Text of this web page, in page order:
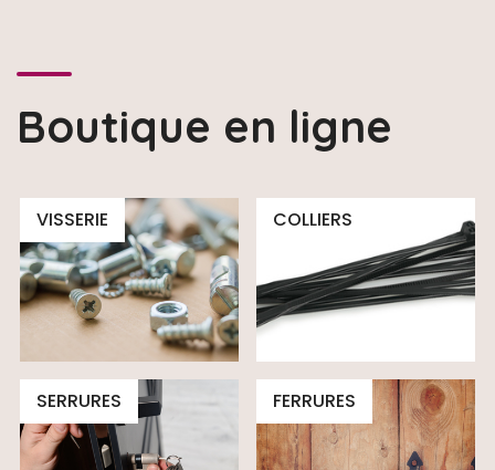
Boutique en ligne
VISSERIE COLLIERS
SERRURES FERRURES